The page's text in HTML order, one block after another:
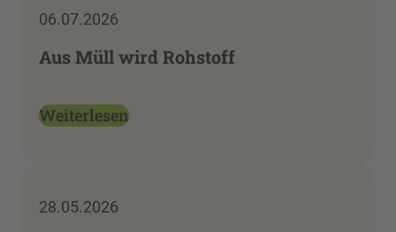
06.07.2026
Aus Müll wird Rohstoff
Weiterlesen
28.05.2026